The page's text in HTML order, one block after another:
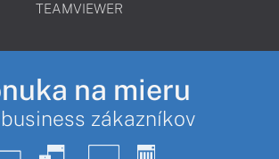
TEAMVIEWER
na mieru
zákazníkov